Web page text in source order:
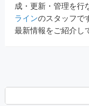
成・更新・管理を行
ラインのスタッフで
最新情報をご紹介し